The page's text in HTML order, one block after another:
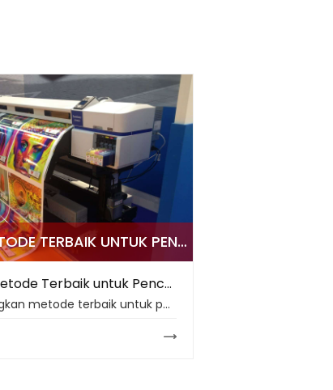
APA METODE TERBAIK UNTUK PENCETAKAN KAIN BERKUALITAS TINGGI DI TAHUN 2026?
Apa Metode Terbaik untuk Pencetakan Kain Berkualitas Tinggi di Tahun 2026?
Bandingkan metode terbaik untuk pencetakan kain berkualitas tinggi di tahun 2026, termasuk sublimasi, pewarna reaktif, inkjet pigmen, otomatisasi, dan praktik ramah lingkungan.